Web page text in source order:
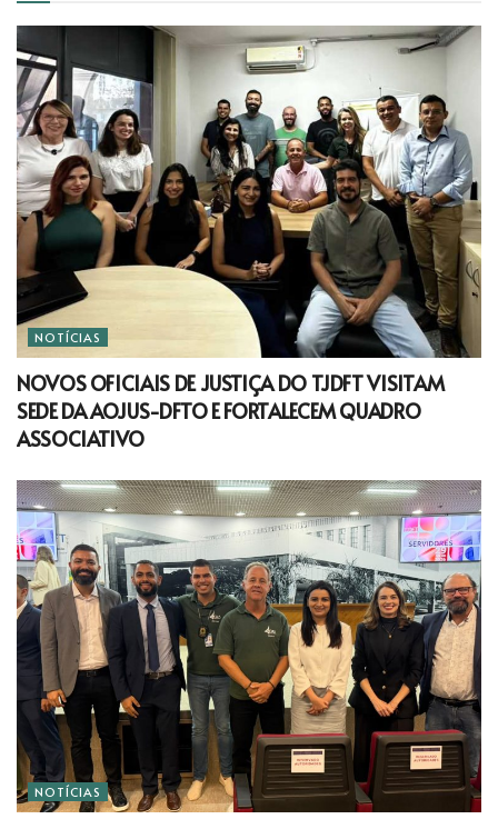
NOTÍCIAS
NOVOS OFICIAIS DE JUSTIÇA DO TJDFT VISITAM
SEDE DA AOJUS-DFTO E FORTALECEM QUADRO
ASSOCIATIVO
NOTÍCIAS